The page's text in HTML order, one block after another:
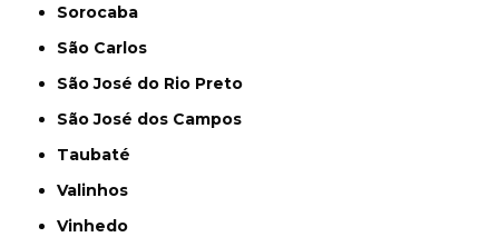
Sorocaba
São Carlos
São José do Rio Preto
São José dos Campos
Taubaté
Valinhos
Vinhedo